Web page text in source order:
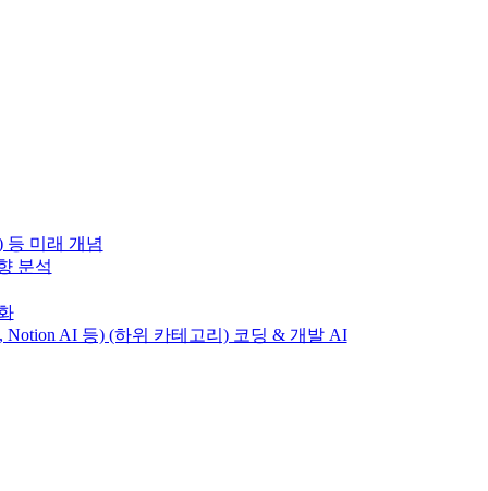
등 미래 개념
분석
Notion AI 등) (하위 카테고리) 코딩 & 개발 AI